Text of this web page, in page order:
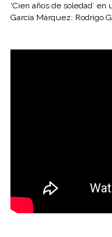
‘Cien años de soledad’
García Márquez: Rodrigo